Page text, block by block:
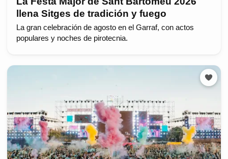
llena Sitges de tradición y fuego
La gran celebración de agosto en el Garraf, con actos
populares y noches de pirotecnia.